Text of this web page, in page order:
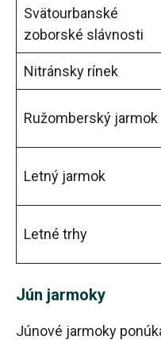
Svätourbanské
zoborské slávnosti
Nitránsky rínek
Ružomberský jarmok
Letný jarmok
Letné trhy
Jún jarmoky
Júnové jarmoky